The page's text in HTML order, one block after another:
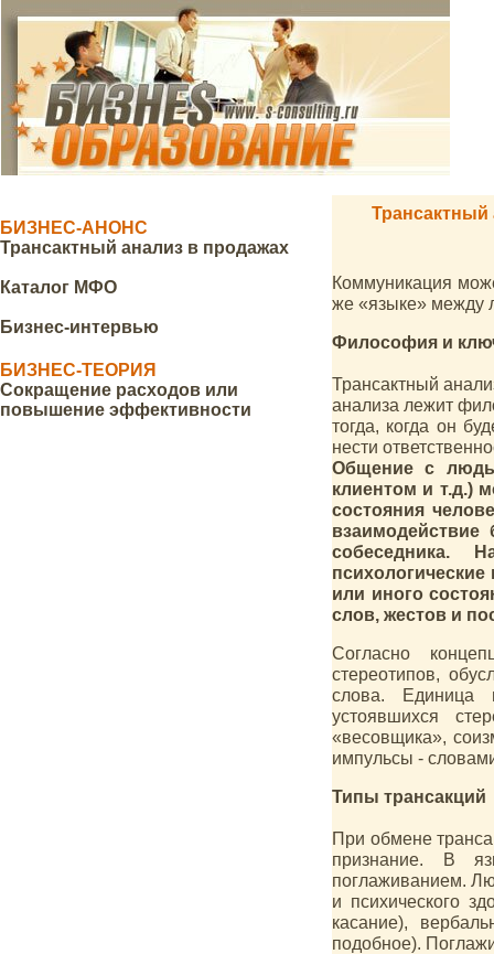
БИЗНЕС-АНОНС
Трансактный анализ в продажах
Каталог МФО
Бизнес-интервью
БИЗНЕС-ТЕОРИЯ
Сокращение расходов или
повышение эффективности
Трансактный
Коммуникация
же «языке» между
Философия и
Трансактный
анализа лежит
тогда, когда он
нести
Общение с
клиентом и т.д.)
состояния
взаимодействие
собеседника.
или иного
слов, жестов и
Согласно
стереотипов,
слова. Единица
устоявшихся
«весовщика»,
импульсы -
Типы трансакций
При обмене
признание. В
поглаживанием.
и психического
касание),
подобное).